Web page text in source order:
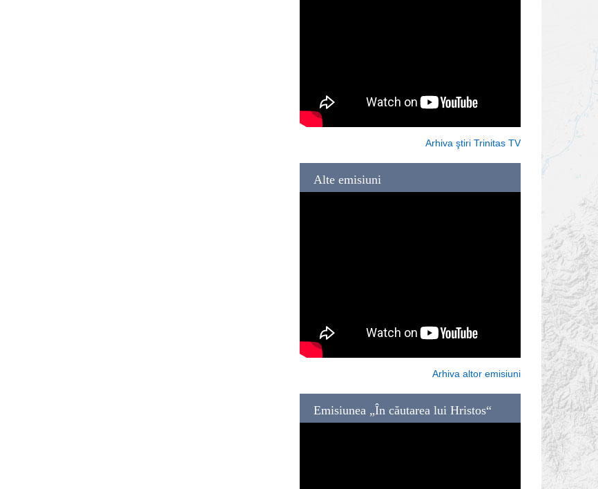
Arhiva ştiri Trinitas TV
Alte emisiuni
Arhiva altor emisiuni
Emisiunea „În căutarea lui Hristos“